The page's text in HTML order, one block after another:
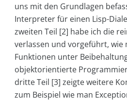
uns mit den Grundlagen
Interpreter für einen Lisp-
zweiten Teil [2] habe ich die
verlassen und vorgeführt, wie
Funktionen unter
objektorientierte
dritte Teil [3] zeigte weitere
zum Beispiel wie man